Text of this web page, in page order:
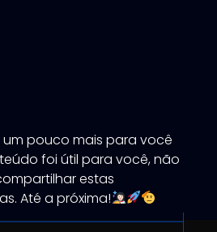
um pouco mais para você
foi útil para você, não
estas
Até a próxima!